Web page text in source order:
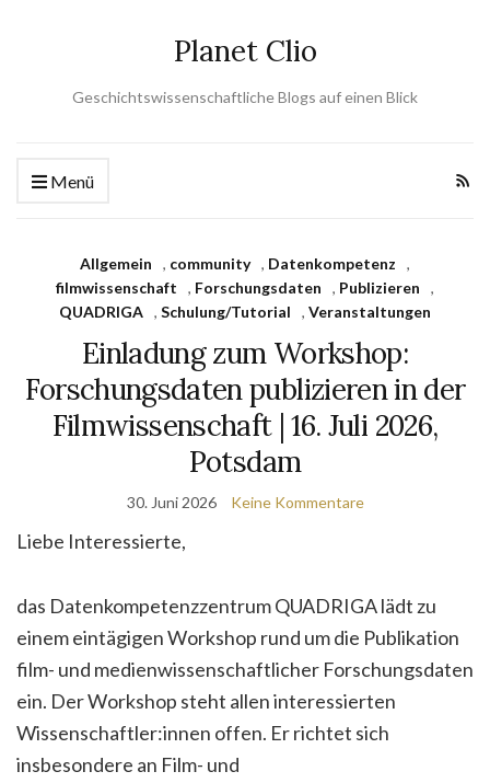
Planet Clio
Geschichtswissenschaftliche Blogs auf einen Blick
Menü
Allgemein , community , Datenkompetenz
,
filmwissenschaft
, Forschungsdaten , Publizieren
,
QUADRIGA , Schulung/Tutorial , Veranstaltungen
Einladung zum Workshop:
Forschungsdaten publizieren in der
Filmwissenschaft | 16. Juli 2026,
Potsdam
30. Juni 2026 Keine Kommentare
Liebe Interessierte,
das Datenkompetenzzentrum QUADRIGA lädt zu
einem eintägigen Workshop rund um die Publikation
film- und medienwissenschaftlicher Forschungsdaten
ein. Der Workshop steht allen interessierten
Wissenschaftler:innen offen. Er richtet sich
insbesondere an Film- und